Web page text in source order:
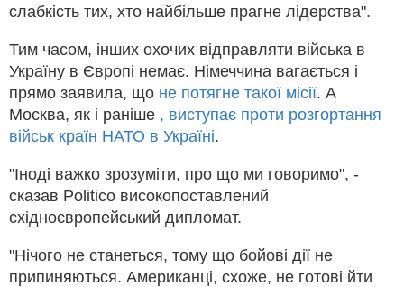
слабкість тих, хто найбільше прагне лідерства".
Тим часом, інших охочих відправляти війська в
Україну в Європі немає. Німеччина вагається і
прямо заявила, що не потягне такої місії. А
Москва, як і раніше , виступає проти розгортання
військ країн НАТО в Україні.
"Іноді важко зрозуміти, про що ми говоримо", -
сказав Politico високопоставлений
східноєвропейський дипломат.
"Нічого не станеться, тому що бойові дії не
припиняються. Американці, схоже, не готові йти